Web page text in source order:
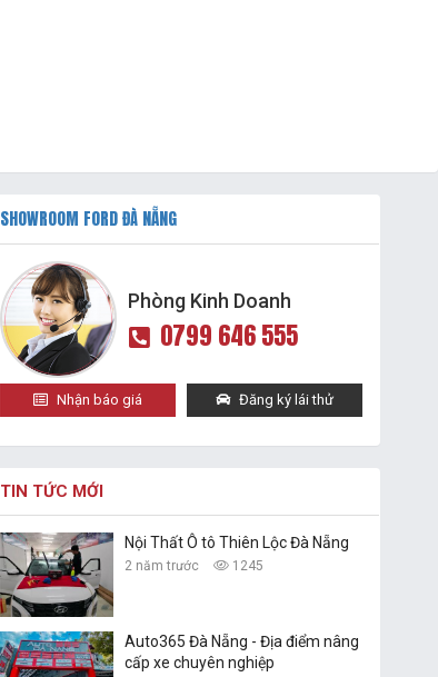
SHOWROOM FORD ĐÀ NẴNG
Phòng Kinh Doanh
0799 646 555
Nhận báo giá Đăng ký lái thử
TIN TỨC MỚI
Nội Thất Ô tô Thiên Lộc Đà Nẵng
2 năm trước 1245
Auto365 Đà Nẵng - Địa điểm nâng
cấp xe chuyên nghiệp